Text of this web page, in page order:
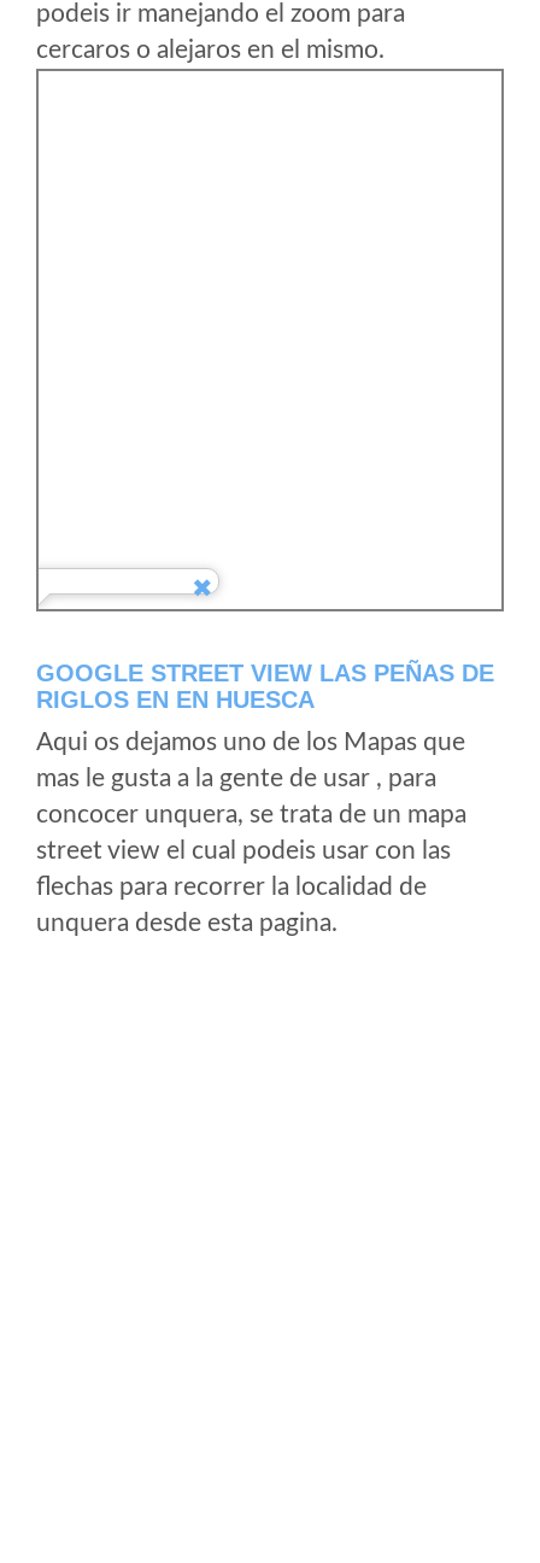
podeis ir manejando el zoom para
cercaros o alejaros en el mismo.
GOOGLE STREET VIEW LAS PEÑAS DE
RIGLOS EN EN HUESCA
Aqui os dejamos uno de los Mapas que
mas le gusta a la gente de usar , para
concocer unquera, se trata de un mapa
street view el cual podeis usar con las
flechas para recorrer la localidad de
unquera desde esta pagina.